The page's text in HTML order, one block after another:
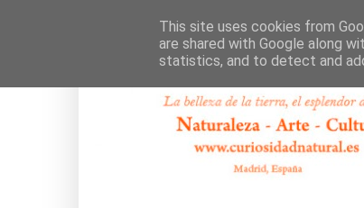
This site uses cookies from
are shared with Google along
statistics, and to detect and